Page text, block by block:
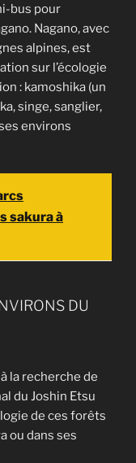
bus pour
Nagano, avec
alpines, est
sur l’écologie
: kamoshika (un
singe, sanglier,
environs
sakura à
DU
la recherche de
du Joshin Etsu
de ces forêts
ou dans ses